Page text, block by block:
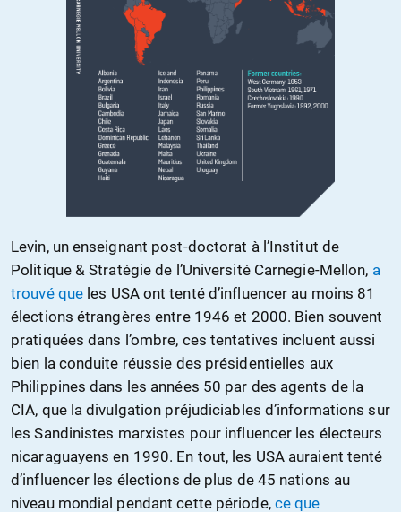
Levin, un enseignant post-doctorat à l’Institut de
Politique & Stratégie de l’Université Carnegie-Mellon, a
trouvé que les USA ont tenté d’influencer au moins 81
élections étrangères entre 1946 et 2000. Bien souvent
pratiquées dans l’ombre, ces tentatives incluent aussi
bien la conduite réussie des présidentielles aux
Philippines dans les années 50 par des agents de la
CIA, que la divulgation préjudiciables d’informations sur
les Sandinistes marxistes pour influencer les électeurs
nicaraguayens en 1990. En tout, les USA auraient tenté
d’influencer les élections de plus de 45 nations au
niveau mondial pendant cette période, ce que